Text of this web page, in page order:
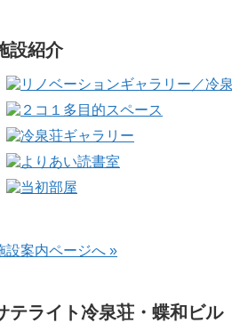
設紹介
設案内ページへ »
テライト冷泉荘・蝶和ビル